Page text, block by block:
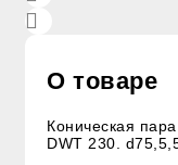
О товаре
Коническая
DWT 230.